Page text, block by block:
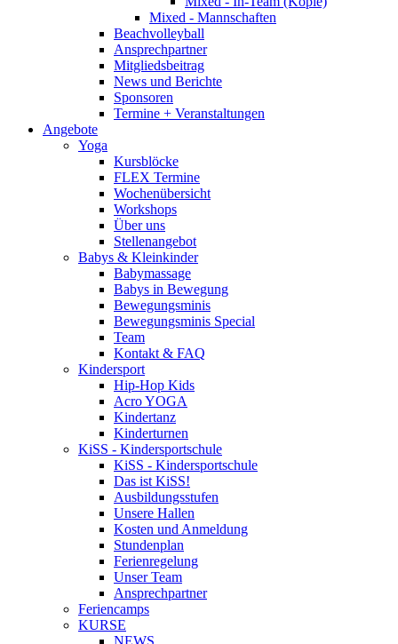
Mixed - Mannschaften
Beachvolleyball
Ansprechpartner
Mitgliedsbeitrag
News und Berichte
Sponsoren
Termine + Veranstaltungen
Angebote
Yoga
Kursblöcke
FLEX Termine
Wochenübersicht
Workshops
Über uns
Stellenangebot
Babys & Kleinkinder
Babymassage
Babys in Bewegung
Bewegungsminis
Bewegungsminis Special
Team
Kontakt & FAQ
Kindersport
Hip-Hop Kids
Acro YOGA
Kindertanz
Kinderturnen
KiSS - Kindersportschule
KiSS - Kindersportschule
Das ist KiSS!
Ausbildungsstufen
Unsere Hallen
Kosten und Anmeldung
Stundenplan
Ferienregelung
Unser Team
Ansprechpartner
Feriencamps
KURSE
NEWS